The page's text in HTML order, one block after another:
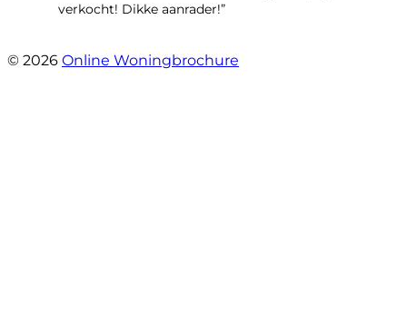
verkocht! Dikke aanrader!”
© 2026 Online Woningbrochure